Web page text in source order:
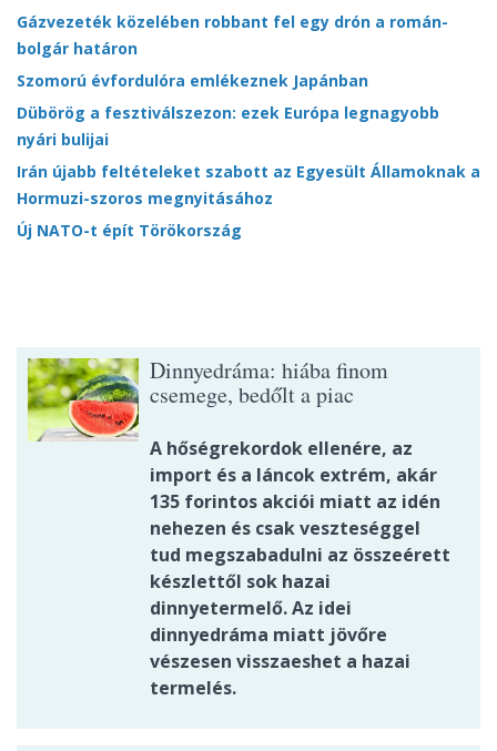
Gázvezeték közelében robbant fel egy drón a román-
bolgár határon
Szomorú évfordulóra emlékeznek Japánban
Dübörög a fesztiválszezon: ezek Európa legnagyobb
nyári bulijai
Irán újabb feltételeket szabott az Egyesült Államoknak a
Hormuzi-szoros megnyitásához
Új NATO-t épít Törökország
Dinnyedráma: hiába finom
csemege, bedőlt a piac
A hőségrekordok ellenére, az
import és a láncok extrém, akár
135 forintos akciói miatt az idén
nehezen és csak veszteséggel
tud megszabadulni az összeérett
készlettől sok hazai
dinnyetermelő. Az idei
dinnyedráma miatt jövőre
vészesen visszaeshet a hazai
termelés.